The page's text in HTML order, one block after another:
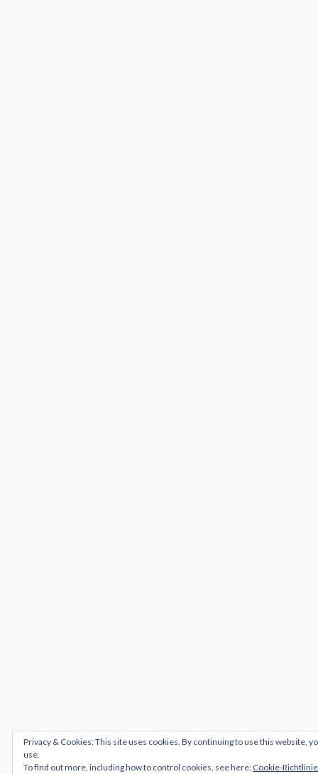
Privacy & Cookies: This site uses cookies. By continuing to use this website,
use.
To find out more, including how to control cookies, see here: Cookie-Richtlinie